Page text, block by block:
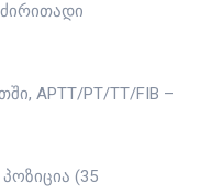
APTT/PT/TT/FIB –
(35